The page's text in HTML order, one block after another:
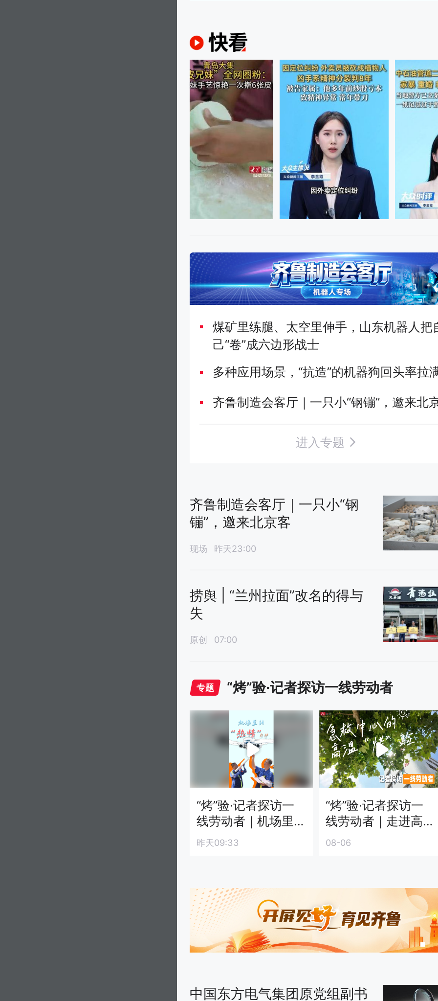
煤矿里练腿、太空里伸手，山东机器人把
己“卷”成六边形战士
多种应用场景，“抗造”的机器狗回头率拉
齐鲁制造会客厅｜一只小“钢镚”，邀来北
进入专题
齐鲁制造会客厅｜一只小“钢
镚”，邀来北京客
现场 昨天23:00
捞舆 | “兰州拉面”改名的得与
失
原创 07:00
专题 “烤”验·记者探访一线劳动者
“烤”验·记者探访一
线劳动者｜机场里
的“热情”守护
昨天09:33
“烤”验·记者探访一
线劳动者｜走进高温
下的急救中心，看
08-06
中国东方电气集团原党组副书